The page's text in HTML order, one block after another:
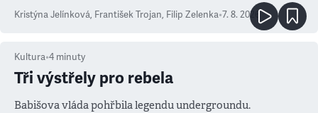
Kristýna Jelínková, František Trojan, Filip Zelenka•7. 8. 2026
Kultura•4 minuty
Tři výstřely pro rebela
Babišova vláda pohřbila legendu undergroundu.